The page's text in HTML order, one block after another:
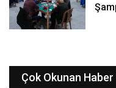
Çok Okunan Haber